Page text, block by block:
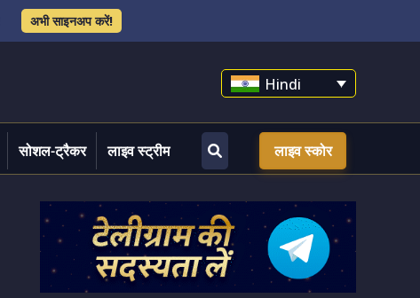
अभी साइनअप करें!
Hindi
सोशल-ट्रैकर लाइव स्ट्रीम लाइव स्कोर